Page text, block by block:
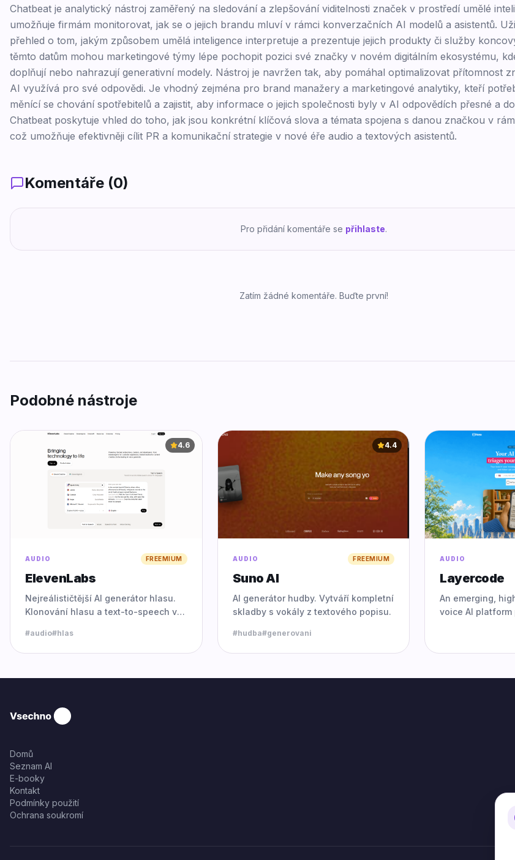
Chatbeat je analytický nástroj zaměřený na sledování a zlepšování viditelnosti značek v prostředí umělé
umožňuje firmám monitorovat, jak se o jejich brandu mluví v rámci konverzačních AI modelů a asistentů.
přehled o tom, jakým způsobem umělá inteligence interpretuje a prezentuje jejich produkty či služby
těmto datům mohou marketingové týmy lépe pochopit pozici své značky v novém digitálním ekosystému,
doplňují nebo nahrazují generativní modely. Nástroj je navržen tak, aby pomáhal optimalizovat přítomnost
AI využívá pro své odpovědi. Je vhodný zejména pro brand manažery a marketingové analytiky, kteří
měnící se chování spotřebitelů a zajistit, aby informace o jejich společnosti byly v AI odpovědích přesné a
Chatbeat poskytuje vhled do toho, jak jsou konkrétní klíčová slova a témata spojena s danou značkou v
což umožňuje efektivněji cílit PR a komunikační strategie v nové éře audio a textových asistentů.
Komentáře (0)
Pro přidání komentáře se přihlaste.
Zatím žádné komentáře. Buďte první!
Podobné nástroje
4.6
AUDIO FREEMIUM
ElevenLabs
Nejreálističtější AI generátor hlasu.
Klonování hlasu a text-to-speech v
#audio#hlas
4.4
AUDIO FREEMIUM
Suno AI
AI generátor hudby. Vytváří kompletní
skladby s vokály z textového popisu.
#hudba#generovani
AUDIO
Layercode
An emerging,
voice AI platform
cloning and
Domů
Seznam AI
E-booky
Kontakt
Podmínky použití
Ochrana soukromí